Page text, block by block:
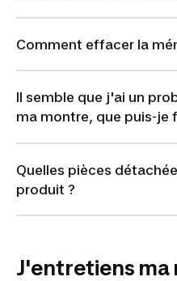
Comment effacer la
Il semble que j'ai un
ma montre, que puis-je
Quelles pièces
produit ?
J'entretiens ma